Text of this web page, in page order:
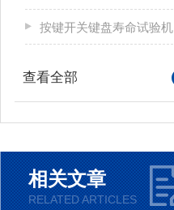
按键开关键盘寿命试验机
查看全部
相关文章
RELATED ARTICLES